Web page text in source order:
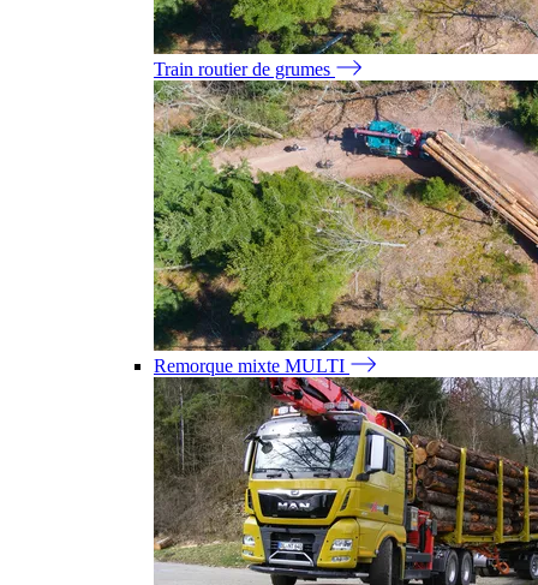
Train routier de grumes
Remorque mixte MULTI